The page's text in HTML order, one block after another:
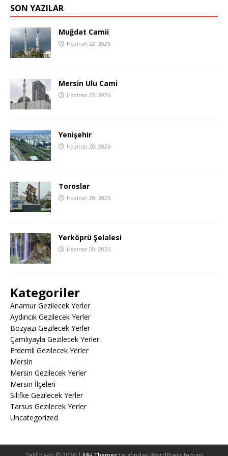
SON YAZILAR
Muğdat Camii
Haziran 22, 2026
Mersin Ulu Cami
Haziran 22, 2026
Yenişehir
Haziran 20, 2026
Toroslar
Haziran 20, 2026
Yerköprü Şelalesi
Haziran 20, 2026
Kategoriler
Anamur Gezilecek Yerler
Aydıncık Gezilecek Yerler
Bozyazı Gezilecek Yerler
Çamlıyayla Gezilecek Yerler
Erdemli Gezilecek Yerler
Mersin
Mersin Gezilecek Yerler
Mersin İlçeleri
Silifke Gezilecek Yerler
Tarsus Gezilecek Yerler
Uncategorized